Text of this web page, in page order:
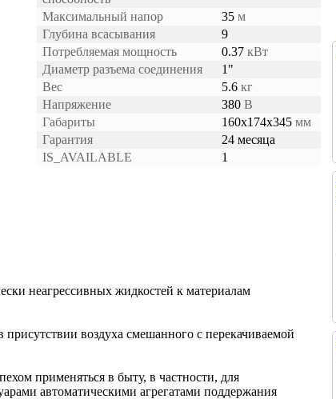
Максимальный напор
35 м
Глубина всасывания
9
Потребляемая мощность
0.37 кВт
Диаметр разъема соединения
1"
Вес
5.6 кг
Напряжение
380 В
Габариты
160x174x345 мм
Гарантия
24 месяца
IS_AVAILABLE
1
неагрессивных жидкостей к материалам
воздуха смешанного с перекачиваемой
применяться в быту, в частности, для
автоматическими агрегатами поддержания